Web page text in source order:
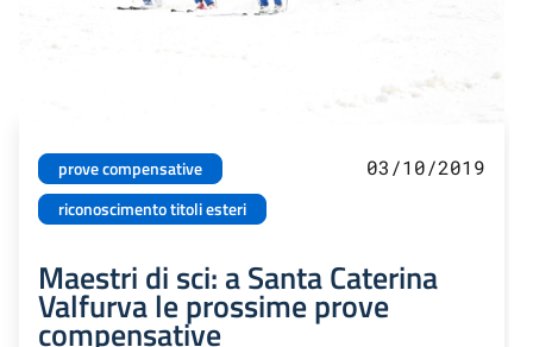
prove compensative
riconoscimento titoli esteri
03/10/2019
Maestri di sci: a Santa Caterina
Valfurva le prossime prove
compensative